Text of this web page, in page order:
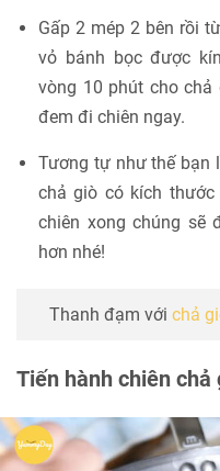
Gấp 2 mép 2 bên rồi
vỏ bánh bọc được
vòng 10 phút cho
đem đi chiên ngay.
Tương tự như thế bạn
chả giò có kích thước
chiên xong chúng sẽ
hơn nhé!
Thanh đạm với chả
Tiến hành chiên chả